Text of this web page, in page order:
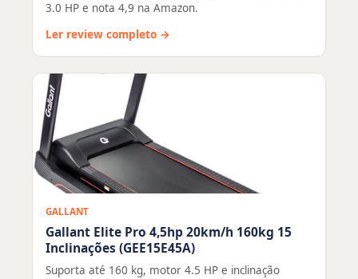
3.0 HP e nota 4,9 na Amazon.
Ler review completo →
GALLANT
Gallant Elite Pro 4,5hp 20km/h 160kg 15
Inclinações (GEE15E45A)
Suporta até 160 kg, motor 4.5 HP e inclinação